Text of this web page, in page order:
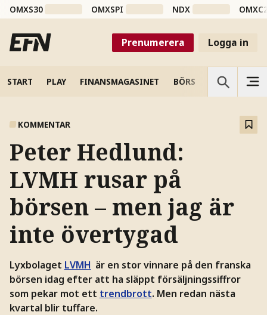
OMXS30 OMXSPI NDX
Prenumerera Logga in
START PLAY FINANSMAGASINET BÖRS VETENSKAP
KOMMENTAR
Peter Hedlund:
LVMH rusar på
börsen – men jag är
inte övertygad
Lyxbolaget LVMH är en stor vinnare på den franska
börsen idag efter att ha släppt försäljningssiffror
som pekar mot ett trendbrott. Men redan nästa
kvartal blir tuffare.